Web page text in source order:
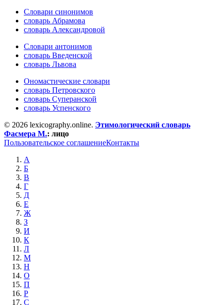
Словари синонимов
словарь Абрамова
словарь Александровой
Словари антонимов
словарь Введенской
словарь Львова
Ономастические словари
словарь Петровского
словарь Суперанской
словарь Успенского
© 2026 lexicography.online. Этимологический словарь
Фасмера М.: лицо
Пользовательское соглашениеКонтакты
А
Б
В
Г
Д
Е
Ж
З
И
К
Л
М
Н
О
П
Р
С